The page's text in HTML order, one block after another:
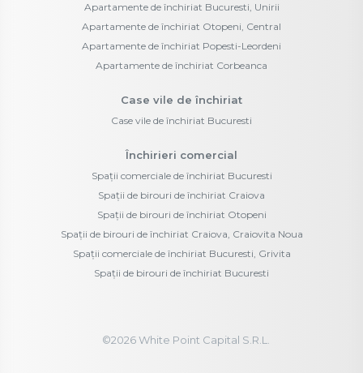
Apartamente de închiriat Bucuresti, Unirii
Apartamente de închiriat Otopeni, Central
Apartamente de închiriat Popesti-Leordeni
Apartamente de închiriat Corbeanca
Case vile de închiriat
Case vile de închiriat Bucuresti
Închirieri comercial
Spații comerciale de închiriat Bucuresti
Spații de birouri de închiriat Craiova
Spații de birouri de închiriat Otopeni
Spații de birouri de închiriat Craiova, Craiovita Noua
Spații comerciale de închiriat Bucuresti, Grivita
Spații de birouri de închiriat Bucuresti
©2026White Point Capital S.R.L.